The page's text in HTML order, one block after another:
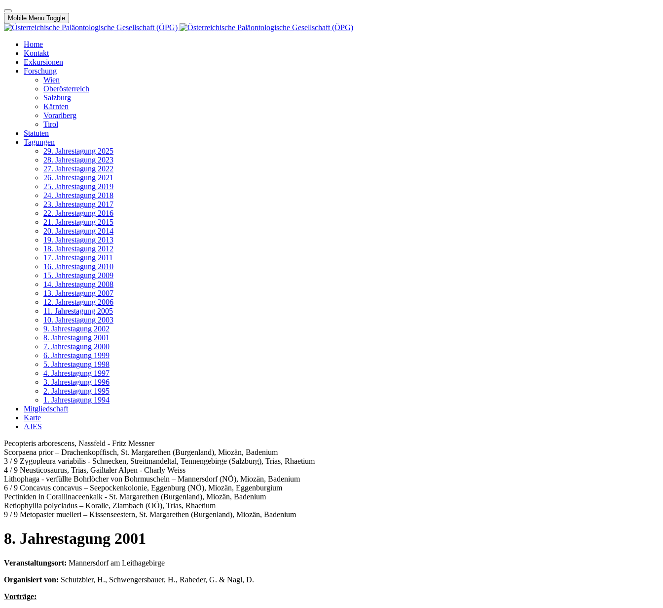
Mobile Menu Toggle
Home
Kontakt
Exkursionen
Forschung
Wien
Oberösterreich
Salzburg
Kärnten
Vorarlberg
Tirol
Statuten
Tagungen
29. Jahrestagung 2025
28. Jahrestagung 2023
27. Jahrestagung 2022
26. Jahrestagung 2021
25. Jahrestagung 2019
24. Jahrestagung 2018
23. Jahrestagung 2017
22. Jahrestagung 2016
21. Jahrestagung 2015
20. Jahrestagung 2014
19. Jahrestagung 2013
18. Jahrestagung 2012
17. Jahrestagung 2011
16. Jahrestagung 2010
15. Jahrestagung 2009
14. Jahrestagung 2008
13. Jahrestagung 2007
12. Jahrestagung 2006
11. Jahrestagung 2005
10. Jahrestagung 2003
9. Jahrestagung 2002
8. Jahrestagung 2001
7. Jahrestagung 2000
6. Jahrestagung 1999
5. Jahrestagung 1998
4. Jahrestagung 1997
3. Jahrestagung 1996
2. Jahrestagung 1995
1. Jahrestagung 1994
Mitgliedschaft
Karte
AJES
Pecopteris arborescens, Nassfeld - Fritz Messner
Scorpaena prior – Drachenkopffisch, St. Margarethen (Burgenland), Miozän, Badenium
3 / 9 Zygopleura variabilis - Schnecken, Streitmandeltal, Tennengebirge (Salzburg), Trias, Rhaetium
4 / 9 Neusticosaurus, Trias, Gailtaler Alpen - Charly Weiss
Lithophaga - verfüllte Bohrlöcher von Bohrmuscheln – Mannersdorf (NÖ), Miozän, Badenium
6 / 9 Concavus concavus – Seepockenkolonie, Eggenburg (NÖ), Miozän, Eggenburgium
Pectiniden in Corallinaceenkalk - St. Margarethen (Burgenland), Miozän, Badenium
Retiophyllia polycladus – Koralle, Zlambach (OÖ), Trias, Rhaetium
9 / 9 Metopaster muelleri – Kissenseestern, St. Margarethen (Burgenland), Miozän, Badenium
8. Jahrestagung 2001
Veranstaltungsort: Mannersdorf am Leithagebirge
Organisiert von: Schutzbier, H., Schwengersbauer, H., Rabeder, G. & Nagl, D.
Vorträge: